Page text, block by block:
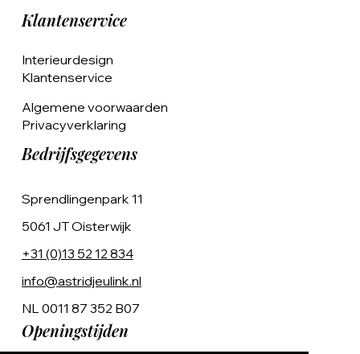
Klantenservice
Interieurdesign
Klantenservice
Algemene voorwaarden
Privacyverklaring
Bedrijfsgegevens
Sprendlingenpark 11
5061 JT Oisterwijk
+31 (0)13 52 12 834
info@astridjeulink.nl
NL 0011 87 352 B07
Openingstijden